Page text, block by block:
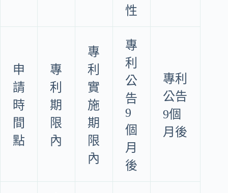
性
申
請
時
間
點
專
利
期
限
內
專
利
實
施
期
限
內
專
利
公
告
9
個
月
後
專利
公告
9個
月後